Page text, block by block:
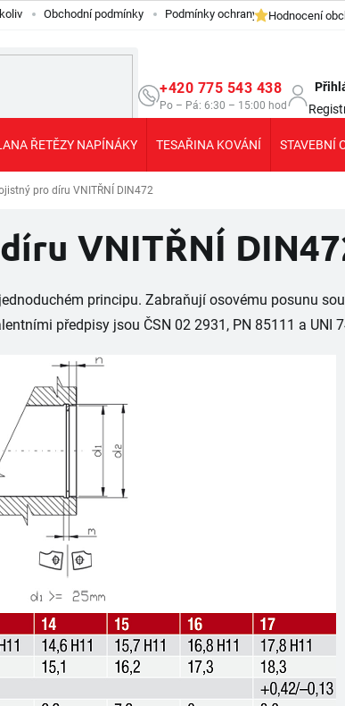
Obchodní podmínky Podmínky ochrany osobních údajů
Hodnocení
+420 775 543 438
Po – Pá: 6:30 – 15:00 hod
ŘETĚZY NAPÍNÁKY TESAŘINA KOVÁNÍ STAVEBNÍ
pro díru VNITŘNÍ DIN472
VNITŘNÍ
principu. Zabraňují osovému posunu
předpisy jsou ČSN 02 2931, PN 85111 a UNI